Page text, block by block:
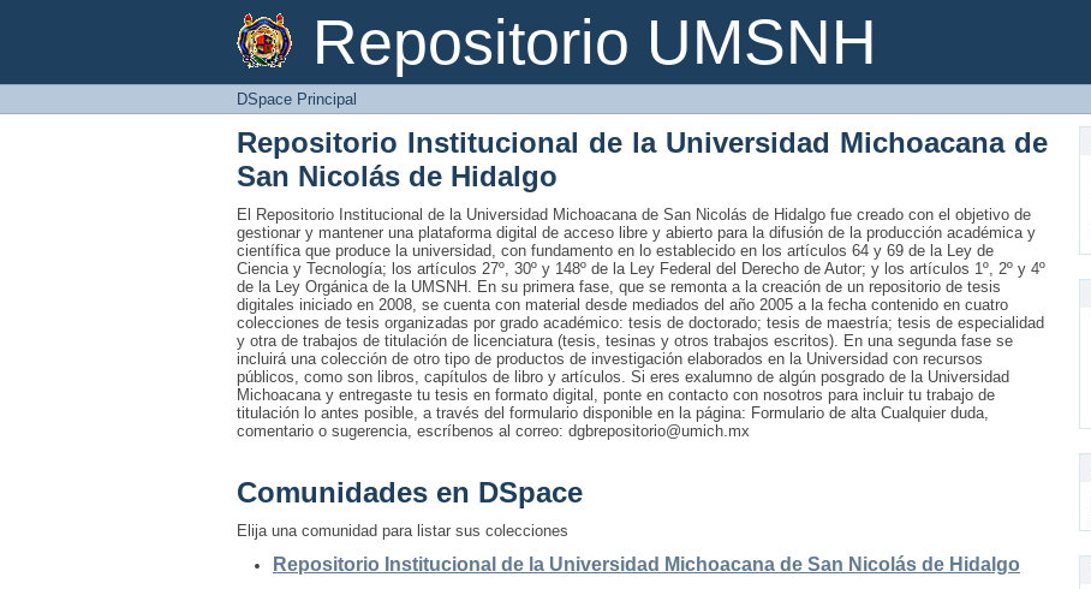
Repositorio UMSNH
DSpace Principal
DSpace Principal
Repositorio Institucional de la Universidad Michoacana de
San Nicolás de Hidalgo
El Repositorio Institucional de la Universidad Michoacana de San Nicolás de Hidalgo fue creado con el objetivo de
gestionar y mantener una plataforma digital de acceso libre y abierto para la difusión de la producción académica y
científica que produce la universidad, con fundamento en lo establecido en los artículos 64 y 69 de la Ley de
Ciencia y Tecnología; los artículos 27º, 30º y 148º de la Ley Federal del Derecho de Autor; y los artículos 1º, 2º y 4º
de la Ley Orgánica de la UMSNH. En su primera fase, que se remonta a la creación de un repositorio de tesis
digitales iniciado en 2008, se cuenta con material desde mediados del año 2005 a la fecha contenido en cuatro
colecciones de tesis organizadas por grado académico: tesis de doctorado; tesis de maestría; tesis de especialidad
y otra de trabajos de titulación de licenciatura (tesis, tesinas y otros trabajos escritos). En una segunda fase se
incluirá una colección de otro tipo de productos de investigación elaborados en la Universidad con recursos
públicos, como son libros, capítulos de libro y artículos. Si eres exalumno de algún posgrado de la Universidad
Michoacana y entregaste tu tesis en formato digital, ponte en contacto con nosotros para incluir tu trabajo de
titulación lo antes posible, a través del formulario disponible en la página: Formulario de alta Cualquier duda,
comentario o sugerencia, escríbenos al correo: dgbrepositorio@umich.mx
Comunidades en DSpace
Elija una comunidad para listar sus colecciones
Repositorio Institucional de la Universidad Michoacana de San Nicolás de Hidalgo